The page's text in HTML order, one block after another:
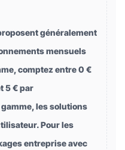
généralement
mensuels
comptez entre 0 €
5 € par
les solutions
Pour les
entreprise avec